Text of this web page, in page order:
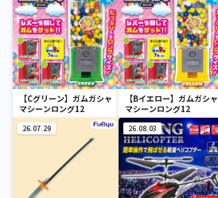
【Cグリーン】ガムガシャ
マシーンロング12
【Bイエロー】ガムガシャ
マシーンロング12
26.07.29 26.08.03